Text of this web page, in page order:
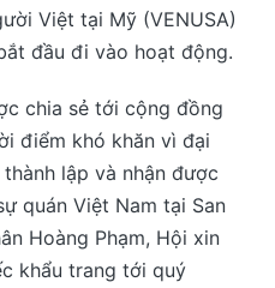
Việt tại Mỹ (VENUSA)
đầu đi vào hoạt động.
chia sẻ tới cộng đồng
điểm khó khăn vì đại
lập và nhận được
quán Việt Nam tại San
Hoàng Phạm, Hội xin
khẩu trang tới quý